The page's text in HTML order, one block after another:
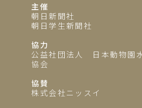
主催
朝日新聞社
朝日学生新聞社
協力
公益社団法人 日本動物園
協会
協賛
株式会社ニッスイ